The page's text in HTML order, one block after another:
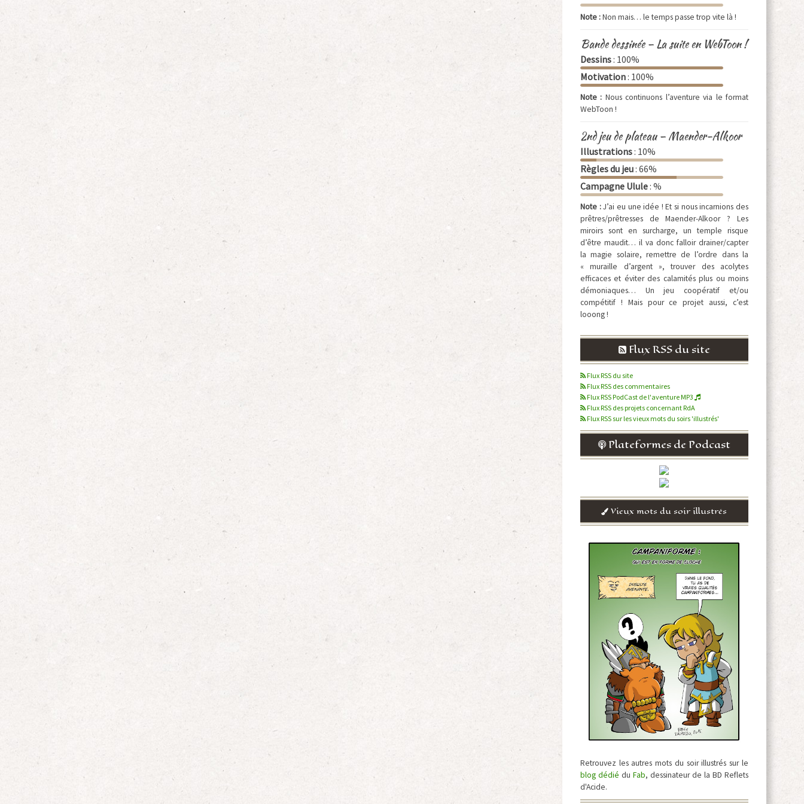
Note :Non mais… le temps passe trop vite là !
Bande dessinée – La suite en WebToon !
Dessins: 100%
Motivation: 100%
Note : Nous continuons l’aventure via le format
WebToon !
2nd jeu de plateau – Maender-Alkoor
Illustrations: 10%
Règles du jeu: 66%
Campagne Ulule: %
Note :J’ai eu une idée ! Et si nous incarnions des
prêtres/prêtresses de Maender-Alkoor ? Les
miroirs sont en surcharge, un temple risque
d’être maudit… il va donc falloir drainer/capter
la magie solaire, remettre de l’ordre dans la
« muraille d’argent », trouver des acolytes
efficaces et éviter des calamités plus ou moins
démoniaques… Un jeu coopératif et/ou
compétitif ! Mais pour ce projet aussi, c’est
looong !
Flux RSS du site
Flux RSS du site
Flux RSS des commentaires
Flux RSS PodCast de l'aventure MP3
Flux RSS des projets concernant RdA
Flux RSS sur les vieux mots du soirs 'illustrés'
Plateformes de Podcast
Vieux mots du soir illustrés
Retrouvez les autres mots du soir illustrés sur le
blog dédié du Fab, dessinateur de la BD Reflets
d'Acide.